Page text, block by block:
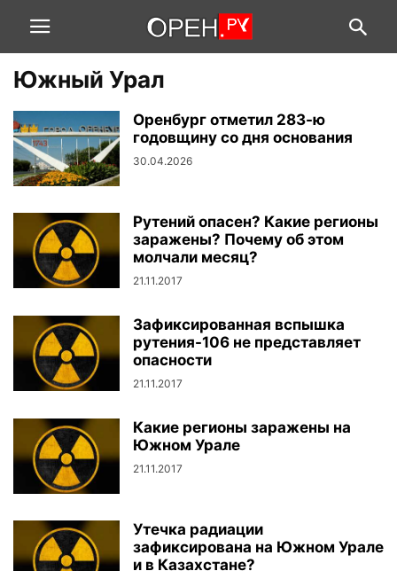
Южный Урал
Оренбург отметил 283-ю
годовщину со дня основания
30.04.2026
Рутений опасен? Какие регионы
заражены? Почему об этом
молчали месяц?
21.11.2017
Зафиксированная вспышка
рутения-106 не представляет
опасности
21.11.2017
Какие регионы заражены на
Южном Урале
21.11.2017
Утечка радиации
зафиксирована на Южном Урале
и в Казахстане?